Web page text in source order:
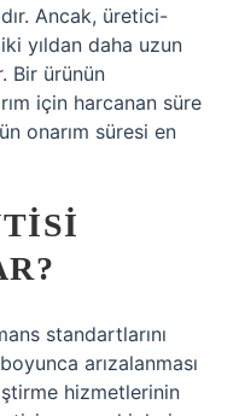
Ancak, üretici-
yıldan daha uzun
Bir ürünün
için harcanan süre
onarım süresi en
standartlarını
arızalanması
hizmetlerinin